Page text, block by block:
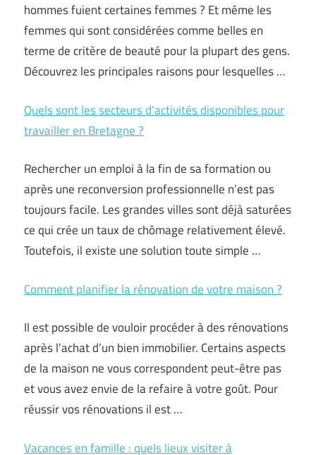
hommes fuient certaines femmes ? Et même les
femmes qui sont considérées comme belles en
terme de critère de beauté pour la plupart des gens.
Découvrez les principales raisons pour lesquelles …
Quels sont les secteurs d’activités disponibles pour
travailler en Bretagne ?
Rechercher un emploi à la fin de sa formation ou
après une reconversion professionnelle n’est pas
toujours facile. Les grandes villes sont déjà saturées
ce qui crée un taux de chômage relativement élevé.
Toutefois, il existe une solution toute simple …
Comment planifier la rénovation de votre maison ?
Il est possible de vouloir procéder à des rénovations
après l’achat d’un bien immobilier. Certains aspects
de la maison ne vous correspondent peut-être pas
et vous avez envie de la refaire à votre goût. Pour
réussir vos rénovations il est…
Vacances en famille : quels lieux visiter à